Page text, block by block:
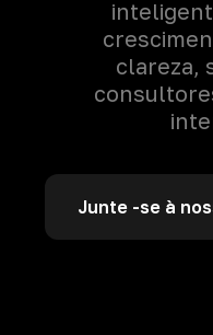
clareza,
Junte -se à